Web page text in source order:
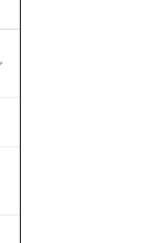
Undermeny för